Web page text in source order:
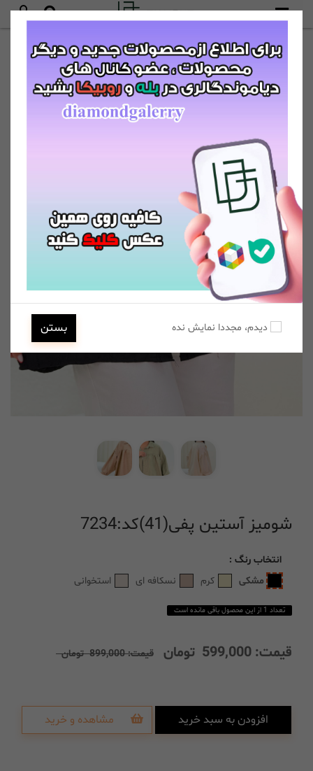
شومیز آستین پفی(41)کد:7234
انتخاب رنگ :
مشکی
کرم نسکافه ای استخوانی
تعداد 1 از این محصول باقی مانده است
قیمت: 599,000 تومان قیمت:899,000تومان
افزودن به سبد خرید مشاهده و خرید
دیدم، مجددا نمایش نده بستن